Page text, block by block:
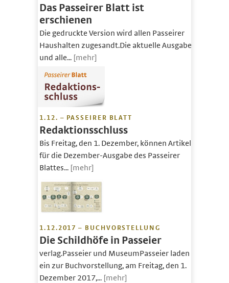
Das Passeirer Blatt ist
erschienen
Die gedruckte Version wird allen Passeirer
Haushalten zugesandt.Die aktuelle Ausgabe
und alle... [mehr]
1.12. – PASSEIRER BLATT
Redaktionsschluss
Bis Freitag, den 1. Dezember, können Artikel
für die Dezember-Ausgabe des Passeirer
Blattes... [mehr]
1.12.2017 – BUCHVORSTELLUNG
Die Schildhöfe in Passeier
verlag.Passeier und MuseumPasseier laden
ein zur Buchvorstellung, am Freitag, den 1.
Dezember 2017,... [mehr]